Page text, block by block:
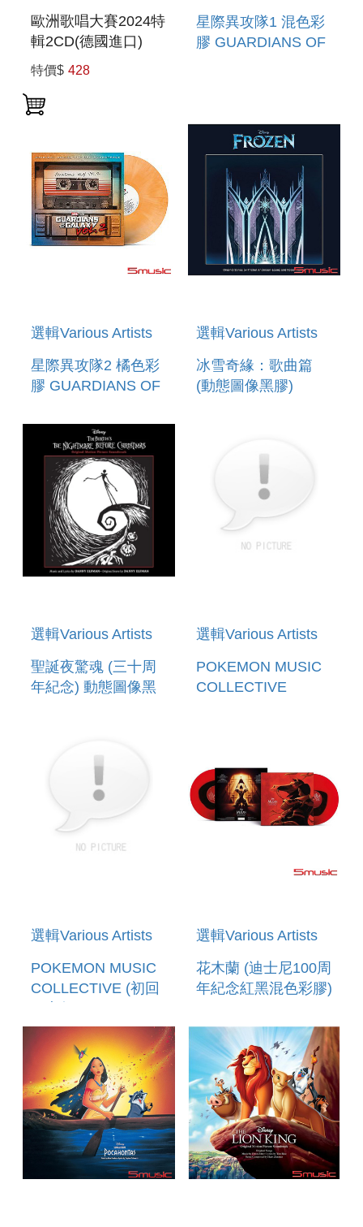
歐洲歌唱大賽2024特
輯2CD(德國進口)
EUROVISION
SONG CONTEST
MALMO 2024 2CD
特價$ 428
星際異攻隊1 混色彩
膠 GUARDIANS OF
STORM COLO
選輯Various Artists
星際異攻隊2 橘色彩
膠 GUARDIANS OF
AWESOME MIX
VOL. 2 (ORANGE
GALAXY E
選輯Various Artists
冰雪奇緣：歌曲篇
(動態圖像黑膠)
選輯Various Artists
聖誕夜驚魂 (三十周
年紀念) 動態圖像黑
CHRISTMAS 2LP
(ZOETROPE VINYL)
選輯Various Artists
POKEMON MUSIC
COLLECTIVE
選輯Various Artists
POKEMON MUSIC
COLLECTIVE (初回
RAY)
選輯Various Artists
花木蘭 (迪士尼100周
年紀念紅黑混色彩膠)
MULAN (RUBY RED
AND OBSIDIAN
COLOURED VINYL)